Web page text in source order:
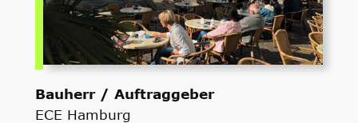
Bauherr / Auftraggeber
ECE Hamburg